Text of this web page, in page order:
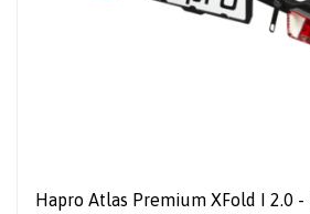
Hapro Atlas Premium XFold I 2.0 - Fietsendrager - 1